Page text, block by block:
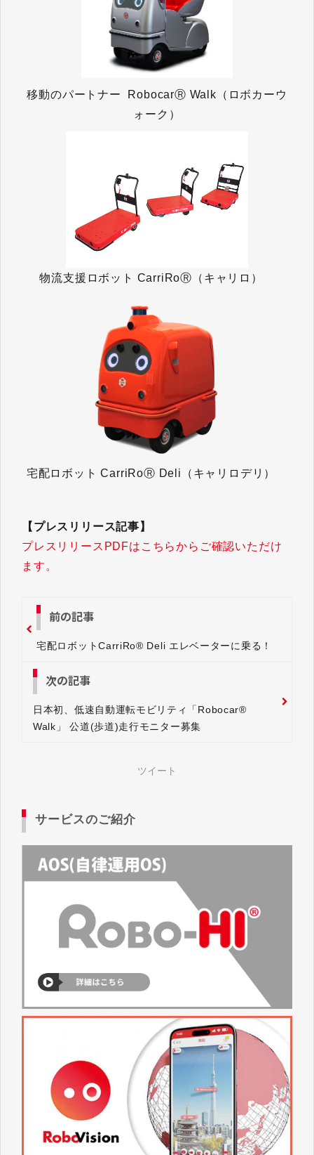
移動のパートナー RobocarⓇ Walk（ロボカーウ
ォーク）
物流支援ロボット CarriRoⓇ（キャリロ）
宅配ロボット CarriRoⓇ Deli（キャリロデリ）
【プレスリリース記事】
プレスリリースPDFはこちらからご確認いただけ
ます。
前の記事
宅配ロボットCarriRo® Deli エレベーターに乗る！
次の記事
日本初、低速自動運転モビリティ「Robocar®
Walk」 公道(歩道)走行モニター募集
ツイート
サービスのご紹介